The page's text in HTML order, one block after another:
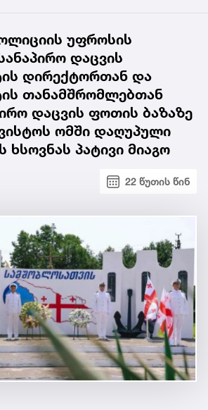
უფროსის
დაცვის
დირექტორთან და
თანამშრომლებთან
დაცვის ფოთის ბაზაზე
ომში დაღუპული
ხსოვნას პატივი მიაგო
22 წუთის წინ